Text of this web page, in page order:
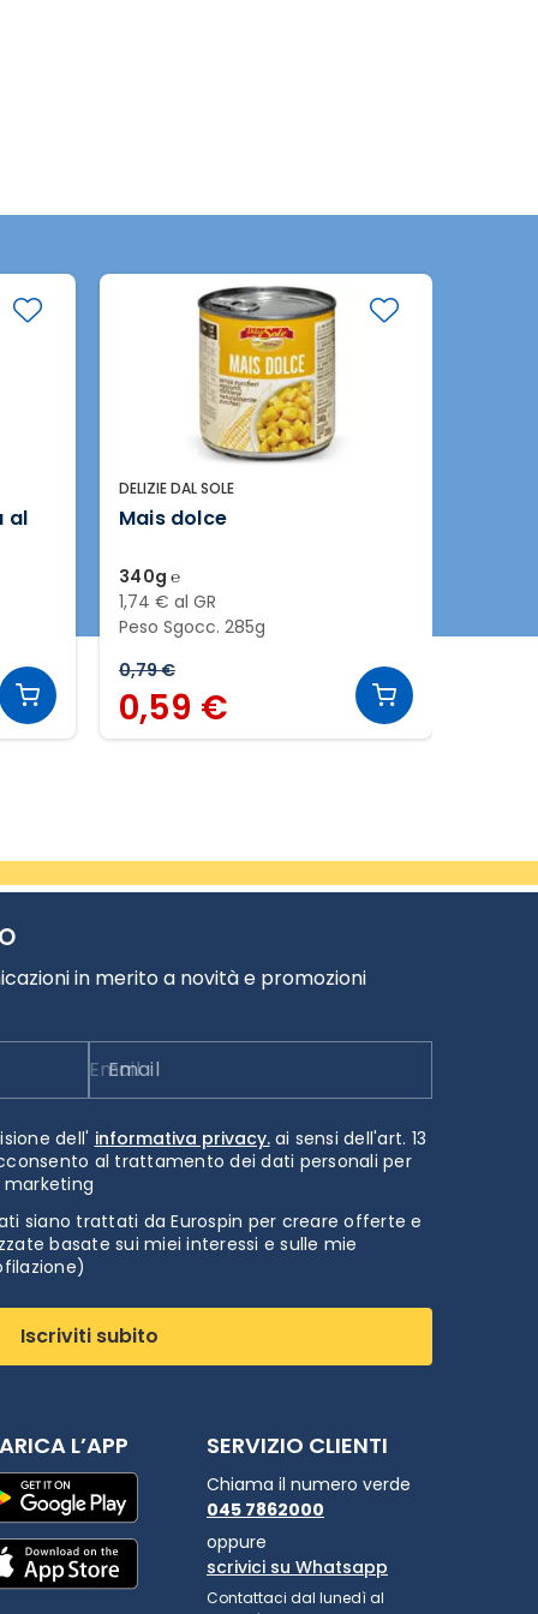
al
DELIZIE DAL SOLE
Mais dolce
340g ℮
1,74 € al GR
Peso Sgocc. 285g
0,79 €
0,59 €
in merito a novità e promozioni
Email
dell' informativa privacy.ai sensi dell'art. 13
al trattamento dei dati personali per
siano trattati da Eurospin per creare offerte e
basate sui miei interessi e sulle mie
Iscriviti subito
L’APP SERVIZIO CLIENTI
Chiama il numero verde
045 7862000
oppure
scrivici su Whatsapp
Contattaci dal lunedì al